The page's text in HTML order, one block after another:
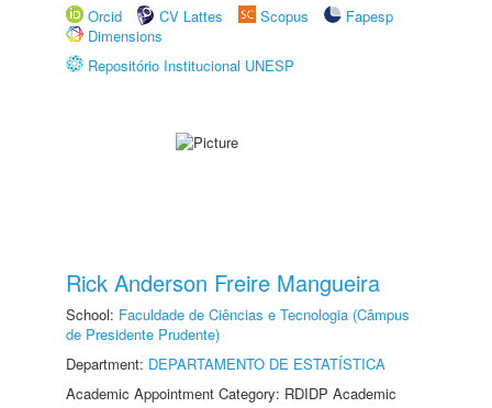
Orcid
CV Lattes Scopus
Fapesp
Dimensions
Repositório Institucional UNESP
Rick Anderson Freire Mangueira
School: Faculdade de Ciências e Tecnologia (Câmpus
de Presidente Prudente)
Department: DEPARTAMENTO DE ESTATÍSTICA
Academic Appointment Category: RDIDP Academic